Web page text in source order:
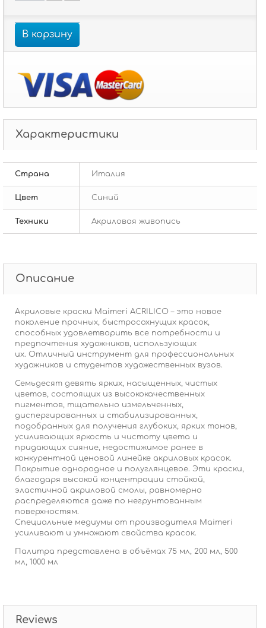
В корзину
Характеристики
Страна Италия
Цвет Синий
Техники Акриловая живопись
Описание
Акриловые краски Maimeri ACRILICO – это новое
поколение прочных, быстросохнущих красок,
способных удовлетворить все потребности и
предпочтения художников, использующих
их. Отличный инструмент для профессиональных
художников и студентов художественных вузов.
Семьдесят девять ярких, насыщенных, чистых
цветов, состоящих из высококачественных
пигментов, тщательно измельченных,
диспергированных и стабилизированных,
подобранных для получения глубоких, ярких тонов,
усиливающих яркость и чистоту цвета и
придающих сияние, недостижимое ранее в
конкурентной ценовой линейке акриловых красок.
Покрытие однородное и полуглянцевое. Эти краски,
благодаря высокой концентрации стойкой,
эластичной акриловой смолы, равномерно
распределяются даже по негрунтованным
поверхностям.
Специальные медиумы от производителя Maimeri
усиливают и умножают свойства красок.
Палитра представлена в объёмах 75 мл, 200 мл, 500
мл, 1000 мл
Reviews